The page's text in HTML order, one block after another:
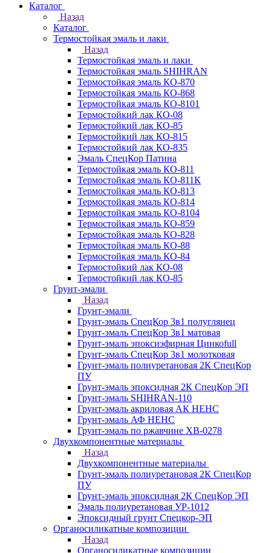
Каталог
Назад
Каталог
Термостойкая эмаль и лаки
Назад
Термостойкая эмаль и лаки
Термостойкая эмаль SHIHRAN
Термостойкая эмаль КО-870
Термостойкая эмаль КО-868
Термостойкая эмаль КО-8101
Термостойкий лак КО-08
Термостойкий лак КО-85
Термостойкий лак КО-815
Термостойкий лак КО-835
Эмаль СпецКор Патина
Термостойкая эмаль КО-811
Термостойкая эмаль КО-811К
Термостойкая эмаль КО-813
Термостойкая эмаль КО-814
Термостойкая эмаль КО-8104
Термостойкая эмаль КО-859
Термостойкая эмаль КО-828
Термостойкая эмаль КО-88
Термостойкая эмаль КО-84
Термостойкий лак КО-08
Термостойкий лак КО-85
Грунт-эмали
Назад
Грунт-эмали
Грунт-эмаль СпецКор 3в1 полуглянец
Грунт-эмаль СпецКор 3в1 матовая
Грунт-эмаль эпоксиэфирная Цинкоfull
Грунт-эмаль СпецКор 3в1 молотковая
Грунт-эмаль полиуретановая 2К СпецКор
ПУ
Грунт-эмаль эпоксидная 2К СпецКор ЭП
Грунт-эмаль SHIHRAN-110
Грунт-эмаль акриловая АК НЕНС
Грунт-эмаль АФ НЕНС
Грунт-эмаль по ржавчине ХВ-0278
Двухкомпонентные материалы
Назад
Двухкомпонентные материалы
Грунт-эмаль полиуретановая 2К СпецКор
ПУ
Грунт-эмаль эпоксидная 2К СпецКор ЭП
Эмаль полиуретановая УР-1012
Эпоксидный грунт Спецкор-ЭП
Органосиликатные композиции
Назад
Органосиликатные композиции